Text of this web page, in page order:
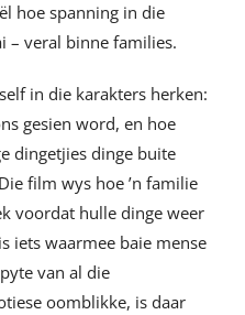
hoe spanning in die
– veral binne families.
in die karakters herken:
gesien word, en hoe
dingetjies dinge buite
film wys hoe ’n familie
voordat hulle dinge weer
iets waarmee baie mense
van al die
oomblikke, is daar